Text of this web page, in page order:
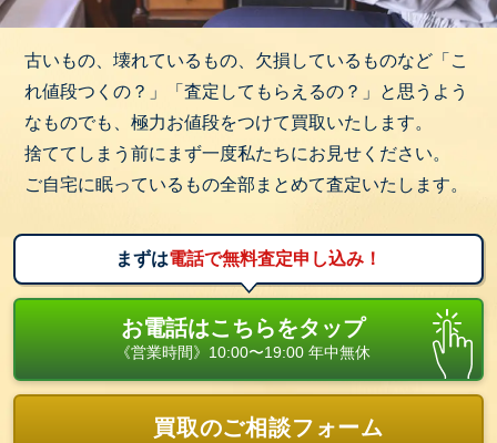
古いもの、壊れているもの、欠損しているものなど「こ
れ値段つくの？」「査定してもらえるの？」と思うよう
なものでも、極力お値段をつけて買取いたします。
捨ててしまう前にまず一度私たちにお見せください。
ご自宅に眠っているもの全部まとめて査定いたします。
まずは電話で無料査定申し込み！
お電話はこちらをタップ
《営業時間》10:00〜19:00 年中無休
買取のご相談フォーム